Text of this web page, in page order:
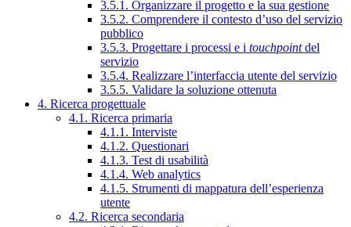
3.5.1. Organizzare il progetto e la sua gestione
3.5.2. Comprendere il contesto d’uso del servizio
pubblico
3.5.3. Progettare i processi e i touchpointdel
servizio
3.5.4. Realizzare l’interfaccia utente del servizio
3.5.5. Validare la soluzione ottenuta
4. Ricerca progettuale
4.1. Ricerca primaria
4.1.1. Interviste
4.1.2. Questionari
4.1.3. Test di usabilità
4.1.4. Web analytics
4.1.5. Strumenti di mappatura dell’esperienza
utente
4.2. Ricerca secondaria